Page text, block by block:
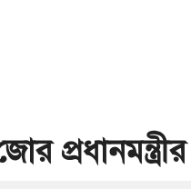
প্রধানমন্ত্রীর